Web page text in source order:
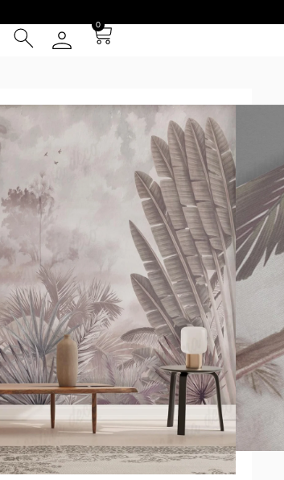
0
una muestra* a escala real según tus
repetirá la composición hasta cubrir las
el modelo correctamente. *Los tonos
calibración de cada pantalla.
espacio con el simulador.